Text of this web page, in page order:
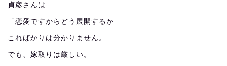
貞彦さんは
「恋愛ですからどう展開するか
こればかりは分かりません。
でも、嫁取りは厳しい。